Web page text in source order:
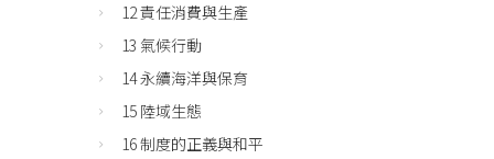
12 責任消費與生產
13 氣候行動
14 永續海洋與保育
15 陸域生態
16 制度的正義與和平